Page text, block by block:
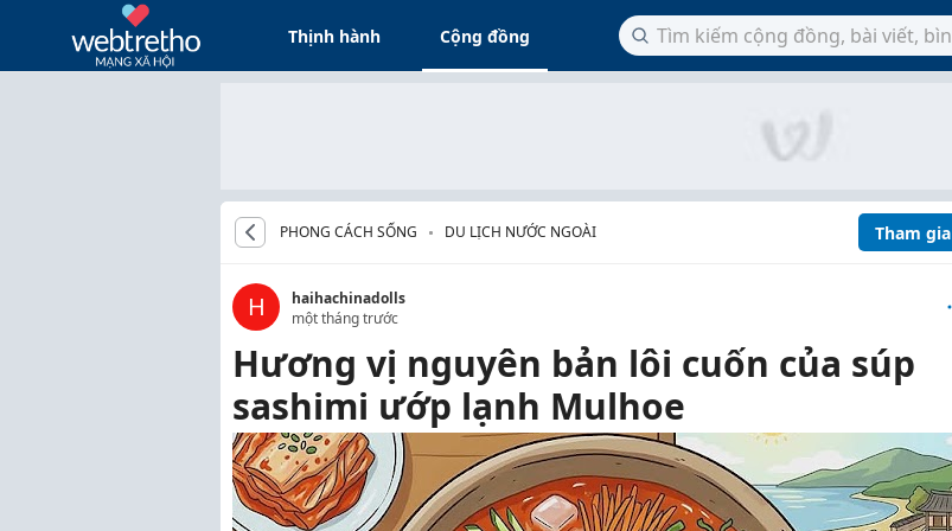
Thịnh hành Cộng đồng
PHONG CÁCH SỐNG DU LỊCH NƯỚC NGOÀI Tham gia
H
haihachinadolls
một tháng trước
Hương vị nguyên bản lôi cuốn của súp
sashimi ướp lạnh Mulhoe